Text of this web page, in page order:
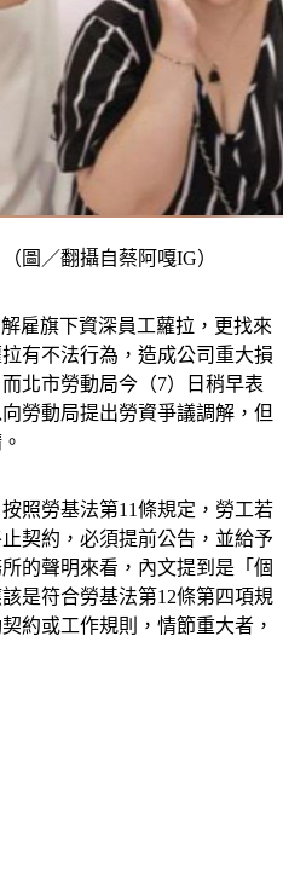
圖／翻攝自蔡阿嘎IG）
雇旗下資深員工蘿拉，更找來
有不法行為，造成公司重大損
北市勞動局今（7）日稍早表
勞動局提出勞資爭議調解，但
照勞基法第11條規定，勞工若
契約，必須提前公告，並給予
的聲明來看，內文提到是「個
是符合勞基法第12條第四項規
約或工作規則，情節重大者，